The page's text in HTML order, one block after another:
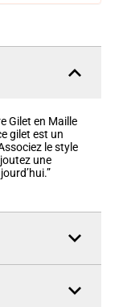
Gilet en Maille
gilet est un
le style
une